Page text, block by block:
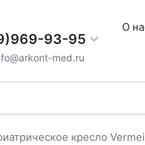
93-95
med.ru
О
кресло